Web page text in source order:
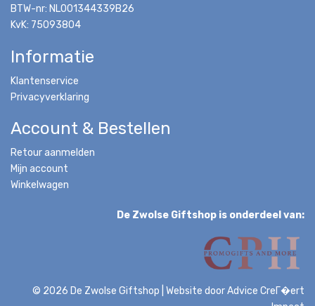
BTW-nr: NL001344339B26
KvK: 75093804
Informatie
Klantenservice
Privacyverklaring
Account & Bestellen
Retour aanmelden
Mijn account
Winkelwagen
De Zwolse Giftshop is onderdeel van:
© 2026 De Zwolse Giftshop Website doorAdvice CreГ�ert